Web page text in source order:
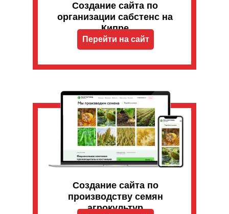
Создание сайта по
производству семян
агрокультур
Создание сайта по
организации сабстенс на
Кипре
Перейти на сайт